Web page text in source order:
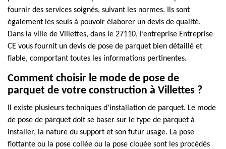
fournir des services soignés, suivant les normes. Ils sont
également les seuls à pouvoir élaborer un devis de qualité.
Dans la ville de Villettes, dans le 27110, l’entreprise Entreprise
CE vous fournit un devis de pose de parquet bien détaillé et
fiable, comportant toutes les informations pertinentes.
Comment choisir le mode de pose de
parquet de votre construction à Villettes ?
Il existe plusieurs techniques d’installation de parquet. Le mode
de pose de parquet doit se baser sur le type de parquet à
installer, la nature du support et son futur usage. La pose
flottante ou la pose collée ou la pose clouée sont les procédés